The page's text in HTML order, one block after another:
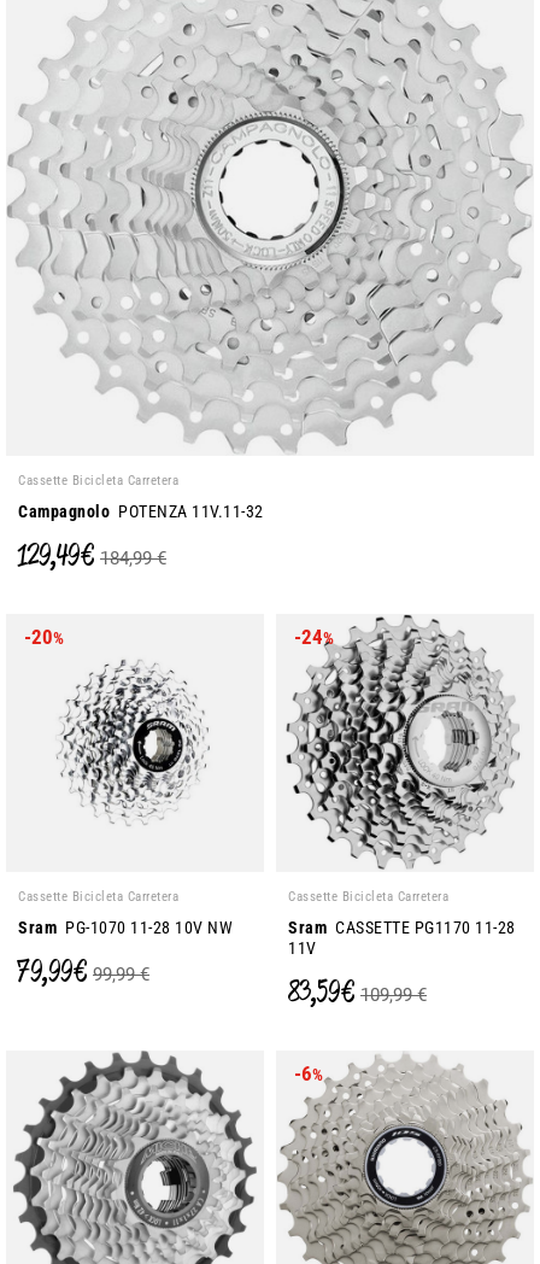
Cassette Bicicleta Carretera
Campagnolo POTENZA 11V.11-32
129,49 € 184,99 €
-20%
Cassette Bicicleta Carretera
Sram PG-1070 11-28 10V NW
79,99 € 99,99 €
-24%
Cassette Bicicleta Carretera
Sram CASSETTE PG1170 11-28
11V
83,59 € 109,99 €
-6%